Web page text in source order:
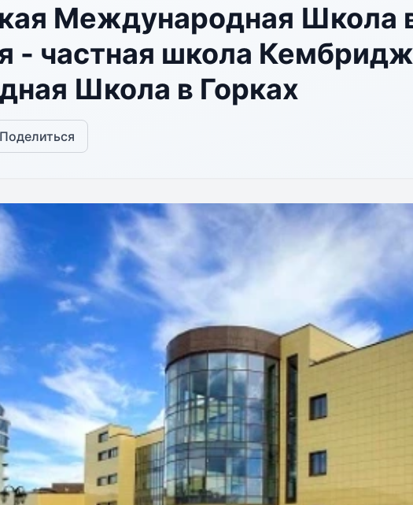
Международная Школа
- частная школа
Школа в Горках
Поделиться